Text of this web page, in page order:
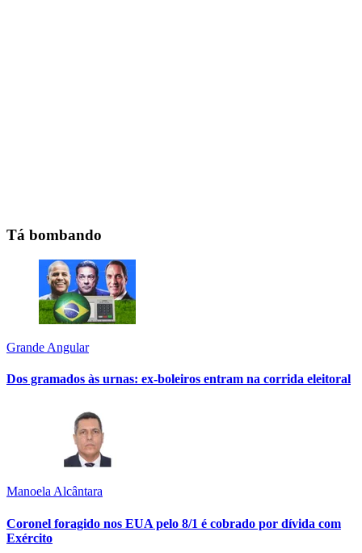
Tá bombando
Grande Angular
Dos gramados às urnas: ex-boleiros entram na corrida eleitoral
Manoela Alcântara
Coronel foragido nos EUA pelo 8/1 é cobrado por dívida com
Exército